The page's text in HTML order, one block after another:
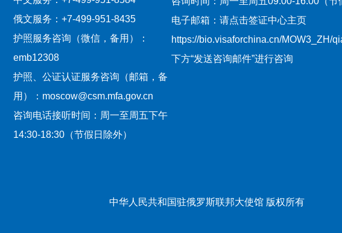
俄文服务：+7-499-951-8435
护照服务咨询（微信，备用）：
emb12308
护照、公证认证服务咨询（邮箱，备
用）：moscow@csm.mfa.gov.cn
咨询电话接听时间：周一至周五下午
14:30-18:30（节假日除外）
电子邮箱：请点击签证中心主页
https://bio.visaforchina.cn/MOW3_ZH/
下方“发送咨询邮件”进行咨询
中华人民共和国驻俄罗斯联邦大使馆 版权所有